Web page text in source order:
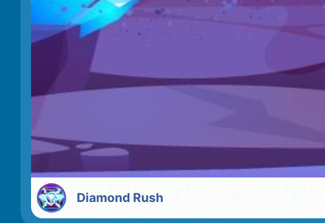
Diamond Rush